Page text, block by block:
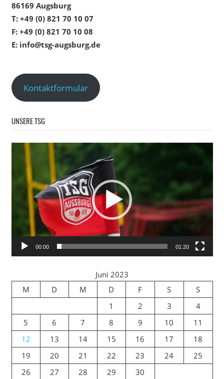
86169 Augsburg
T: +49 (0) 821 70 10 07
F: +49 (0) 821 70 10 08
E: info@tsg-augsburg.de
Kontaktformular
UNSERE TSG
Video-
Player
00:00 01:20
Juni 2023
M
D M D F S
S
1
2 3
4
5
6 7 8 9 10
11
12
13 14 15 16 17
18
19
20 21 22 23 24
25
26
27 28 29 30